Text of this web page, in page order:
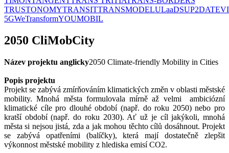
TRUSTONOMYTRANSITTRANSMODELULaaDSUP2DATE
5GWeTransformYOUMOBIL
2050 CliMobCity
Název projektu anglicky2050 Climate-friendly Mobility in Cities
Popis projektu
Projekt se zabývá zmírňováním klimatických změn v oblasti městské
mobility. Mnohá města formulovala mírně až velmi ambiciózní
klimatické cíle pro dlouhé období (např. do roku 2050) nebo pro
kratší období (např. do roku 2030). Ať už je cíl jakýkoli, mnohá
města si nejsou jistá, zda a jak mohou těchto cílů dosáhnout. Projekt
se zabývá opatřeními (balíčky), která mají dostatečně zlepšit
výkonnost městské mobility z hlediska emisí CO2.